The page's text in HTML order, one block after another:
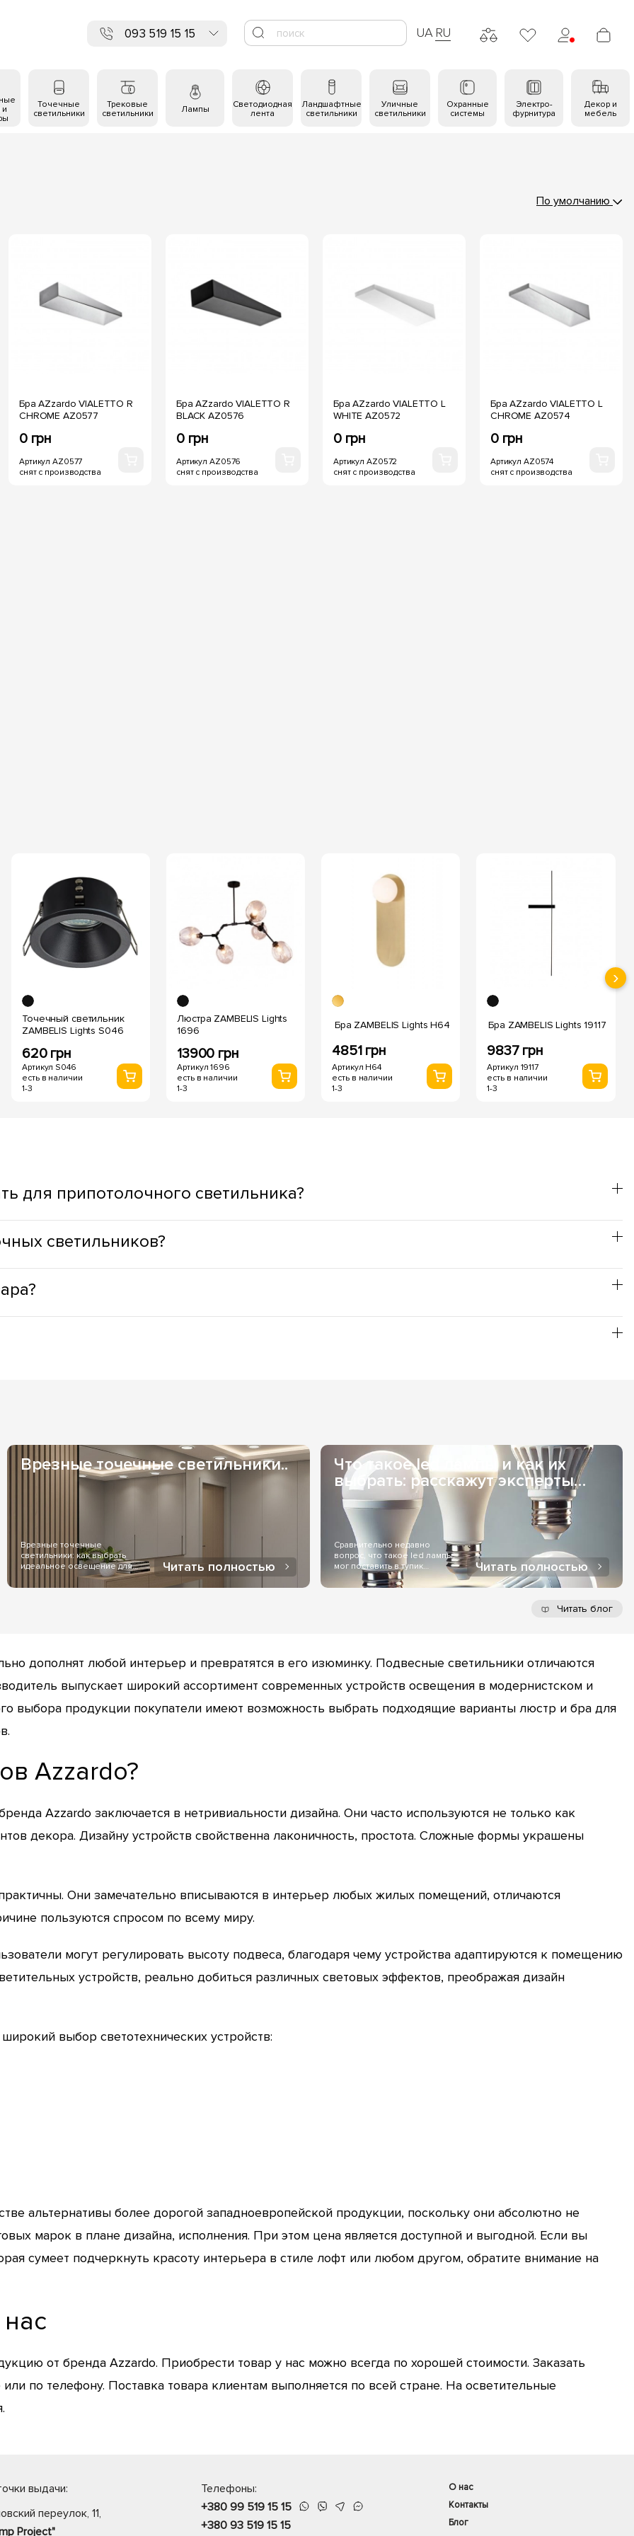
093 519 15 15 UA RU
Точечные
светильники
Трековые
светильники
Лампы
Светодиодная
лента
Ландшафтные
светильники
Уличные
светильники
Охранные
системы
Электро-
фурнитура
Декор и
мебель
По умолчанию
Бра AZzardo VIALETTO R
CHROME AZ0577
0 грн
Артикул AZ0577
снят с производства
Бра AZzardo VIALETTO R
BLACK AZ0576
0 грн
Артикул AZ0576
снят с производства
Бра AZzardo VIALETTO L
WHITE AZ0572
0 грн
Артикул AZ0572
снят с производства
Бра AZzardo VIALETTO L
CHROME AZ0574
0 грн
Артикул AZ0574
снят с производства
Точечный светильник
ZAMBELIS Lights S046
620 грн
Артикул S046
есть в наличии
1-3
Люстра ZAMBELIS Lights
1696
13900 грн
Артикул 1696
есть в наличии
1-3
Бра ZAMBELIS Lights H64
4851 грн
Артикул H64
есть в наличии
1-3
Бра ZAMBELIS Lights 19117
9837 грн
Артикул 19117
есть в наличии
1-3
›
для припотолочного светильника?
оттенок света, а для ступенек, окон, зеркал, зон приготовления пищи - нейтральный.
светильников?
светильники лишены опасных веществ, в своей конструкции, и не нуждаются в специальной утилизации, что
светильники с LED позволяют выбрать практически любой необходимый Вам оттенок свечения, из товарной
свечения самостоятельно.
3 дня и зависят от Вашего местоположения. Если же товар заказывать для Вас индивидуально, то сроки поставки
Врезные точечные светильники..
Врезные точечные
светильники: как выбрать
идеальное освещение для
Читать полностью
Что такое led лампы и как их
выбрать: расскажут эксперты
Elekomp..
Сравнительно недавно
вопрос, что такое led лампы,
мог поставить в тупик
большинство людей...
Читать полностью
Читать блог
дополнят любой интерьер и превратятся в его изюминку. Подвесные светильники отличаются
выпускает широкий ассортимент современных устройств освещения в модернистском и
выбора продукции покупатели имеют возможность выбрать подходящие варианты люстр и бра для
Azzardo?
Azzardo заключается в нетривиальности дизайна. Они часто используются не только как
декора. Дизайну устройств свойственна лаконичность, простота. Сложные формы украшены
Они замечательно вписываются в интерьер любых жилых помещений, отличаются
пользуются спросом по всему миру.
могут регулировать высоту подвеса, благодаря чему устройства адаптируются к помещению
устройств, реально добиться различных световых эффектов, преображая дизайн
выбор светотехнических устройств:
альтернативы более дорогой западноевропейской продукции, поскольку они абсолютно не
марок в плане дизайна, исполнения. При этом цена является доступной и выгодной. Если вы
сумеет подчеркнуть красоту интерьера в стиле лофт или любом другом, обратите внимание на
от бренда Azzardo. Приобрести товар у нас можно всегда по хорошей стоимости. Заказать
по телефону. Поставка товара клиентам выполняется по всей стране. На осветительные
выдачи:
переулок, 11,
Project"
Телефоны:
+380 99 519 15 15
+380 93 519 15 15
О нас
Контакты
Блог